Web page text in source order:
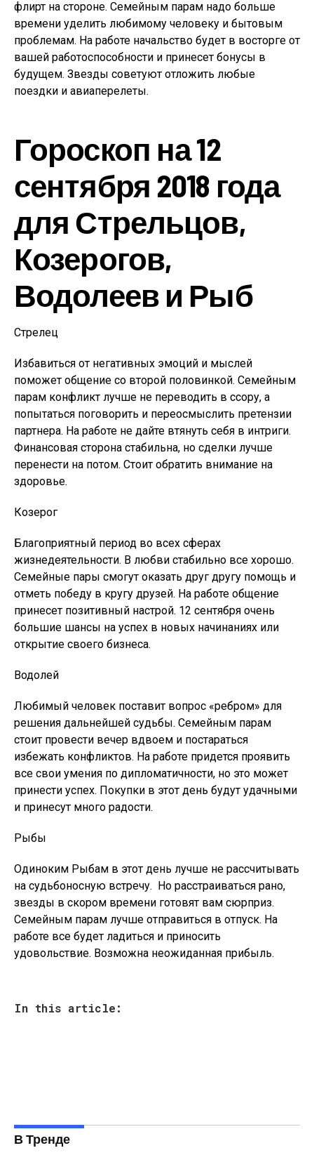
флирт на стороне. Семейным парам надо больше
времени уделить любимому человеку и бытовым
проблемам. На работе начальство будет в восторге от
вашей работоспособности и принесет бонусы в
будущем. Звезды советуют отложить любые
поездки и авиаперелеты.
Гороскоп на 12
сентября 2018 года
для Стрельцов,
Козерогов,
Водолеев и Рыб
Стрелец
Избавиться от негативных эмоций и мыслей
поможет общение со второй половинкой. Семейным
парам конфликт лучше не переводить в ссору, а
попытаться поговорить и переосмыслить претензии
партнера. На работе не дайте втянуть себя в интриги.
Финансовая сторона стабильна, но сделки лучше
перенести на потом. Стоит обратить внимание на
здоровье.
Козерог
Благоприятный период во всех сферах
жизнедеятельности. В любви стабильно все хорошо.
Семейные пары смогут оказать друг другу помощь и
отметь победу в кругу друзей. На работе общение
принесет позитивный настрой. 12 сентября очень
большие шансы на успех в новых начинаниях или
открытие своего бизнеса.
Водолей
Любимый человек поставит вопрос «ребром» для
решения дальнейшей судьбы. Семейным парам
стоит провести вечер вдвоем и постараться
избежать конфликтов. На работе придется проявить
все свои умения по дипломатичности, но это может
принести успех. Покупки в этот день будут удачными
и принесут много радости.
Рыбы
Одиноким Рыбам в этот день лучше не рассчитывать
на судьбоносную встречу. Но расстраиваться рано,
звезды в скором времени готовят вам сюрприз.
Семейным парам лучше отправиться в отпуск. На
работе все будет ладиться и приносить
удовольствие. Возможна неожиданная прибыль.
In this article:
В Тренде